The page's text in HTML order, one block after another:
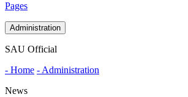
Pages
Administration
SAU Official
- Home - Administration
News